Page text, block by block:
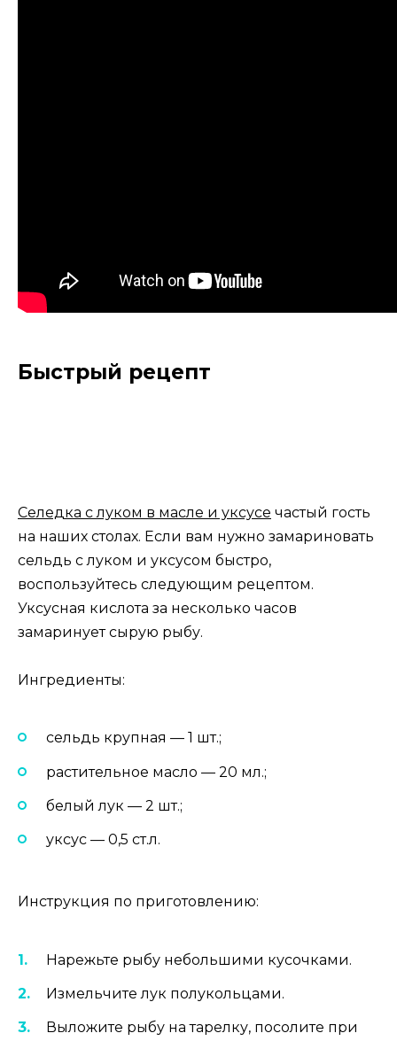
Быстрый рецепт
Селедка с луком в масле и уксусе частый гость
на наших столах. Если вам нужно замариновать
сельдь с луком и уксусом быстро,
воспользуйтесь следующим рецептом.
Уксусная кислота за несколько часов
замаринует сырую рыбу.
Ингредиенты:
сельдь крупная — 1 шт.;
растительное масло — 20 мл.;
белый лук — 2 шт.;
уксус — 0,5 ст.л.
Инструкция по приготовлению:
Нарежьте рыбу небольшими кусочками.
Измельчите лук полукольцами.
Выложите рыбу на тарелку, посолите при